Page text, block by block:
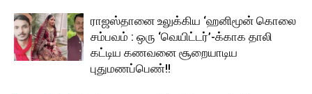
ராஜஸ்தானை உலுக்கிய ‘ஹனிமூன் கொலை
சம்பவம் : ஒரு ‘வெயிட்டர்’-க்காக தாலி
கட்டிய கணவனை சூறையாடிய
புதுமணப்பெண்!!